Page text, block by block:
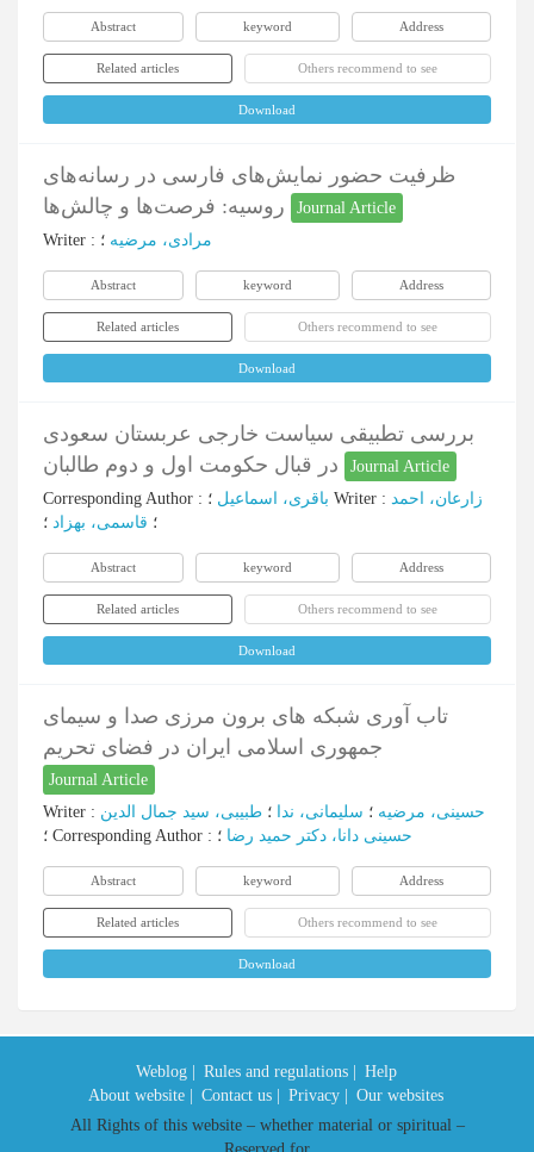
Abstract keyword Address
Related articles Others recommend to see
Download
ظرفیت حضور نمایش‌های فارسی در رسانه‌های
Journal Article
Writer : مرادی، مرضیه ؛
Abstract keyword Address
Related articles Others recommend to see
Download
بررسی تطبیقی سیاست خارجی عربستان سعودی
Journal Article
Corresponding Author : باقری، اسماعیل Writer : زارعان، احمد
؛ قاسمى، بهزاد ؛
Abstract keyword Address
Related articles Others recommend to see
Download
تاب آوری شبکه های برون مرزی صدا و سیمای
جمهوری اسلامی ایران در فضای تحریم
Journal Article
Writer : حسینی، مرضیه ؛ سلیمانی، ندا ؛ طبیبی، سید جمال الدین
Corresponding Author : حسینی دانا، دکتر حمید رضا ؛
Abstract keyword Address
Related articles Others recommend to see
Download
Weblog | Rules and regulations |
Help
About website |
Contact us | Privacy |
Our websites
All Rights of this website – whether material or spiritual –